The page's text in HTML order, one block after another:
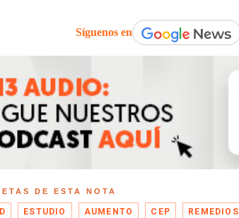
Síguenos en
DE ESTA NOTA
ESTUDIO AUMENTO CEP REMEDIOS